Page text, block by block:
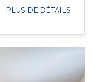
PLUS DE DÉTAILS